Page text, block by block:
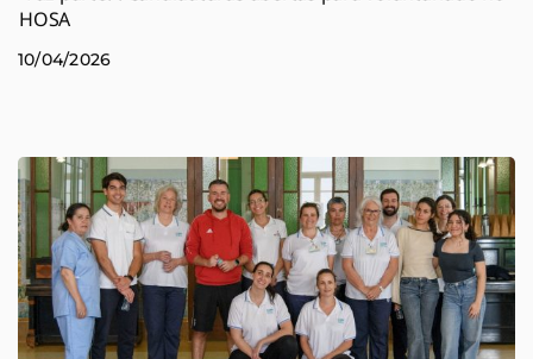
HOSA
10/04/2026